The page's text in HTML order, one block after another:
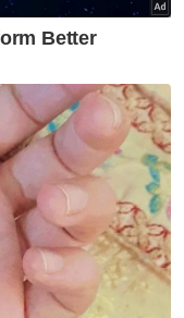
BMW
maut,
di